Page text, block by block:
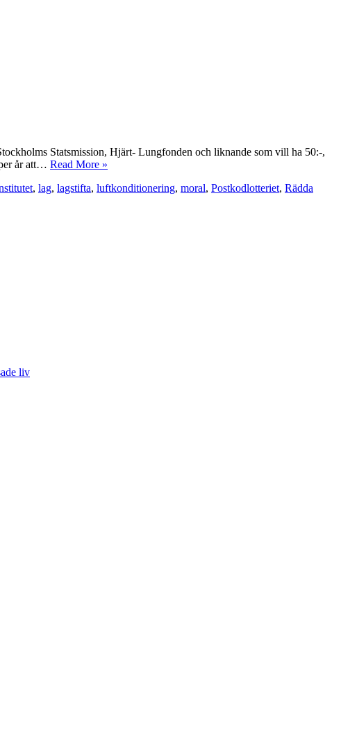
Statsmission, Hjärt- Lungfonden och liknande som vill ha 50:-,
år att… Read More »
, lag, lagstifta, luftkonditionering, moral, Postkodlotteriet, Rädda
liv